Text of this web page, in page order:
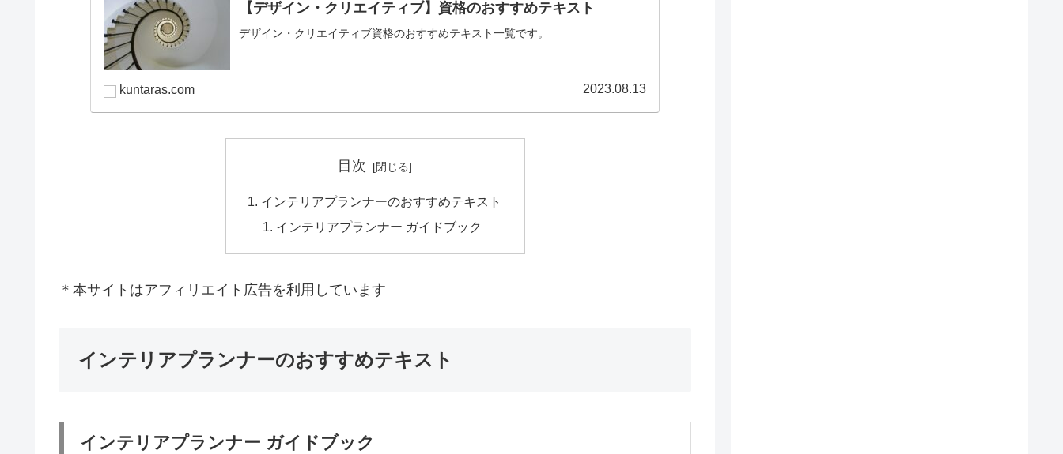
【デザイン・クリエイティブ】資格のおすすめテキスト
デザイン・クリエイティブ資格のおすすめテキスト一覧です。
kuntaras.com 2023.08.13
目次
インテリアプランナーのおすすめテキスト
インテリアプランナー ガイドブック
＊本サイトはアフィリエイト広告を利用しています
インテリアプランナーのおすすめテキスト
インテリアプランナー ガイドブック